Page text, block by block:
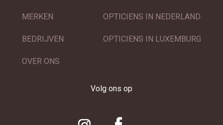
MERKEN
BEDRIJVEN
OVER ONS
OPTICIENS IN NEDERLAND
OPTICIENS IN LUXEMBURG
Volg ons op